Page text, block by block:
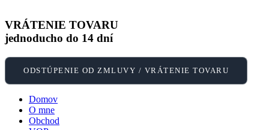
VRÁTENIE TOVARU
jednoducho do 14 dní
ODSTÚPENIE OD ZMLUVY / VRÁTENIE TOVARU
Domov
O mne
Obchod